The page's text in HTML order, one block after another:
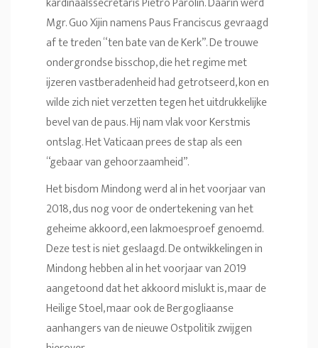
Mgr. Guo Xijin namens Paus Franciscus gevraagd
af te treden “ten bate van de Kerk”. De trouwe
ondergrondse bisschop, die het regime met
ijzeren vastberadenheid had getrotseerd, kon en
wilde zich niet verzetten tegen het uitdrukkelijke
bevel van de paus. Hij nam vlak voor Kerstmis
ontslag. Het Vaticaan prees de stap als een
“gebaar van gehoorzaamheid”.
Het bisdom Mindong werd al in het voorjaar van
2018, dus nog voor de ondertekening van het
geheime akkoord, een lakmoesproef genoemd.
Deze test is niet geslaagd. De ontwikkelingen in
Mindong hebben al in het voorjaar van 2019
aangetoond dat het akkoord mislukt is, maar de
Heilige Stoel, maar ook de Bergogliaanse
aanhangers van de nieuwe Ostpolitik zwijgen